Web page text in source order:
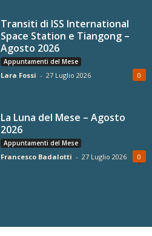
Transiti di ISS International
Space Station e Tiangong –
Agosto 2026
Appuntamenti del Mese
Lara Fossi - 27 Luglio 2026 0
La Luna del Mese – Agosto
2026
Appuntamenti del Mese
Francesco Badalotti - 27 Luglio 2026 0